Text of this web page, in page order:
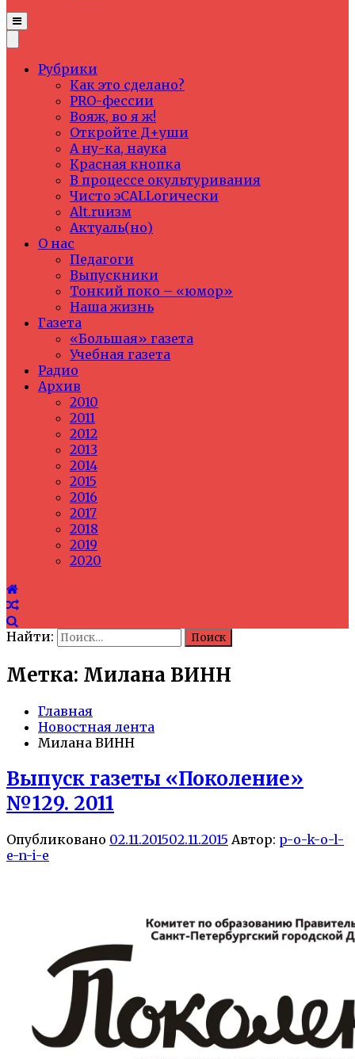
Рубрики
Как это сделано?
PRO-фессии
Вояж, во я ж!
Откройте Д+уши
А ну-ка, наука
Красная кнопка
В процессе окультуривания
Чисто эCALLогически
Alt.ruизм
Актуаль(но)
О нас
Педагоги
Выпускники
Тонкий поко – «юмор»
Наша жизнь
Газета
«Большая» газета
Учебная газета
Радио
Архив
2010
2011
2012
2013
2014
2015
2016
2017
2018
2019
2020
Найти:
Метка: Милана ВИНН
Главная
Новостная лента
Милана ВИНН
Выпуск газеты «Поколение»
№129. 2011
Опубликовано 02.11.201502.11.2015 Автор: p-o-k-o-l-
e-n-i-e